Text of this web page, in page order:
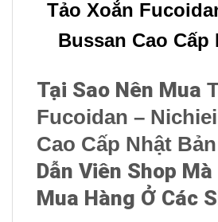
Tảo Xoắn
Bussan Cao Cấp
Tại Sao Nên Mua
Fucoidan –
Cao Cấp Nhật Bản
Dẫn Viên Shop
Mua Hàng Ở Các